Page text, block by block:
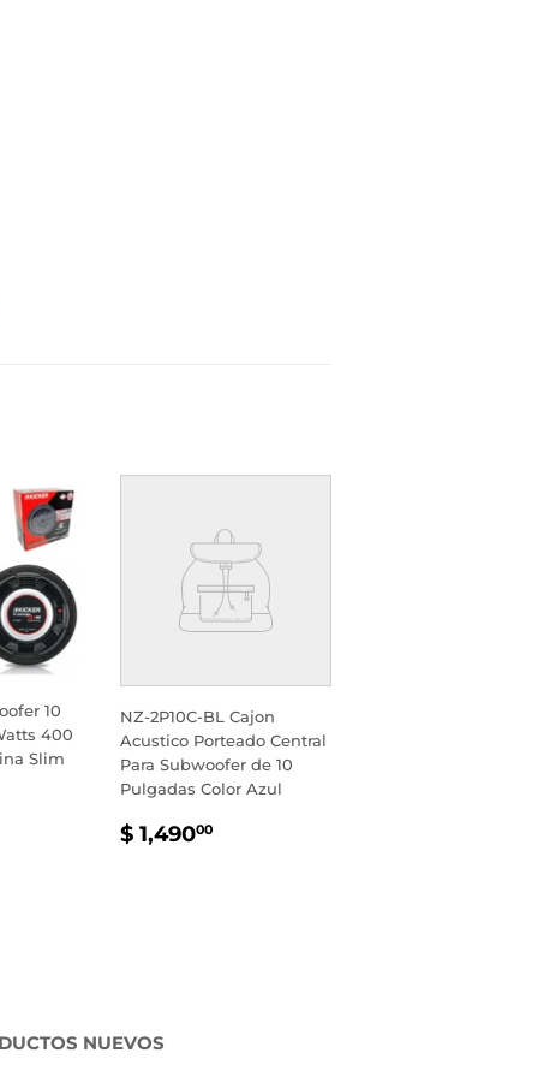
10
400
Slim
NZ-2P10C-BL Cajon
Acustico Porteado Central
Para Subwoofer de 10
Pulgadas Color Azul
PRECIO
$ 1,49000
NUEVOS